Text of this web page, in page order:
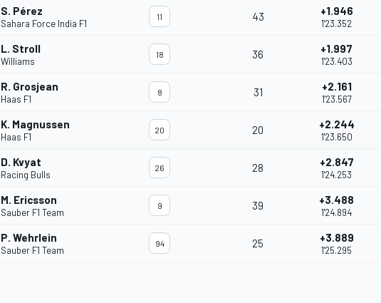
S. Pérez
Sahara Force India F1
11 43 +1.946
1'23.352
L. Stroll
Williams
18 36 +1.997
1'23.403
R. Grosjean
Haas F1
8 31 +2.161
1'23.567
K. Magnussen
Haas F1
20 20 +2.244
1'23.650
D. Kvyat
Racing Bulls
26 28 +2.847
1'24.253
M. Ericsson
Sauber F1 Team
9 39 +3.488
1'24.894
P. Wehrlein
Sauber F1 Team
94 25 +3.889
1'25.295